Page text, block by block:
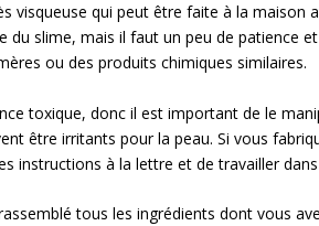
visqueuse qui peut être faite à la maison
du slime, mais il faut un peu de patience
ou des produits chimiques similaires.
toxique, donc il est important de le
être irritants pour la peau. Si vous
instructions à la lettre et de travailler
tous les ingrédients dont vous